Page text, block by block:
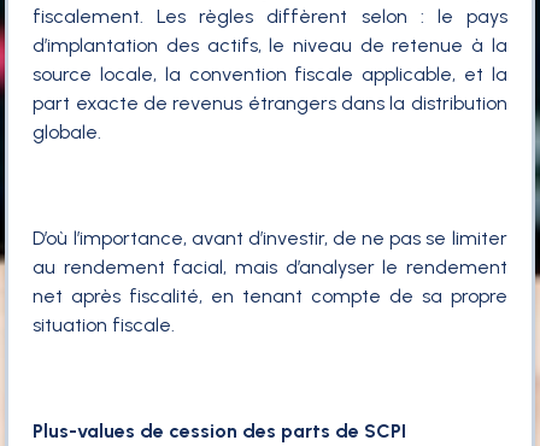
fiscalement. Les règles diffèrent selon : le pays
d’implantation des actifs, le niveau de retenue à la
source locale, la convention fiscale applicable, et la
part exacte de revenus étrangers dans la distribution
globale.
D’où l’importance, avant d’investir, de ne pas se limiter
au rendement facial, mais d’analyser le rendement
net après fiscalité, en tenant compte de sa propre
situation fiscale.
Plus-values de cession des parts de SCPI